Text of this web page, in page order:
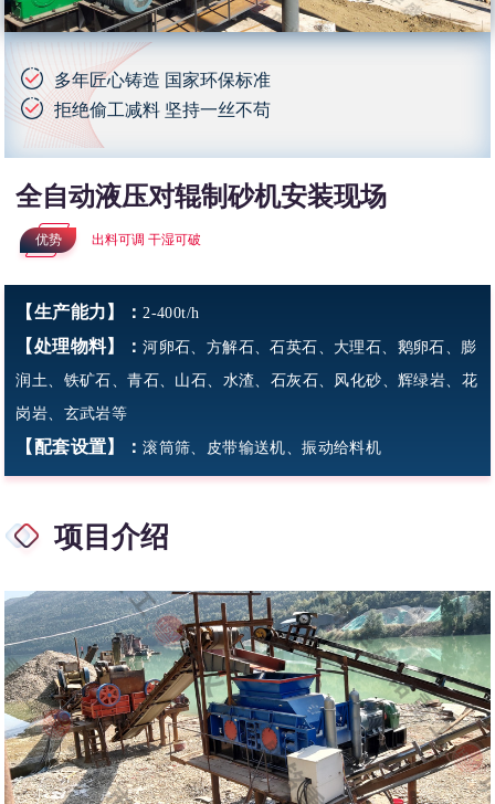
多年匠心铸造 国家环保标准
拒绝偷工减料 坚持一丝不苟
全自动液压对辊制砂机安装现场
优势 出料可调 干湿可破
【生产能力】： 2-400t/h
【处理物料】：河卵石、方解石、石英石、大理石、鹅卵石、膨
润土、铁矿石、青石、山石、水渣、石灰石、风化砂、辉绿岩、花
岗岩、玄武岩等
【配套设置】：滚筒筛、皮带输送机、振动给料机
项目介绍